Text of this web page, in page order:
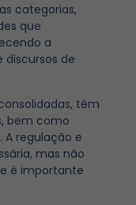
categorias,
que
a
discursos de
têm
bem como
A regulação e
mas não
é importante